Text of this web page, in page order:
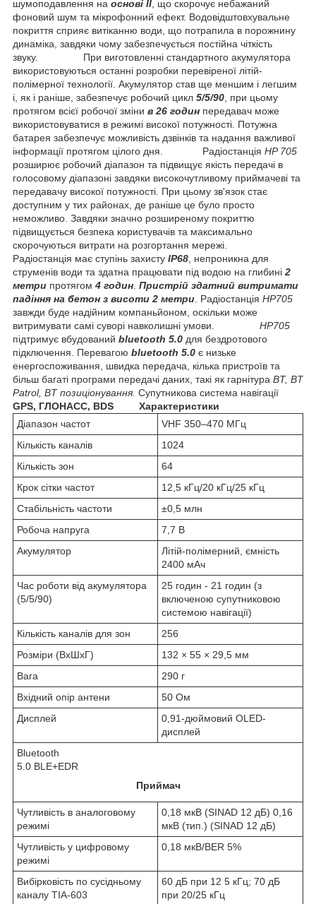
шумоподавлення на основі ІІ , що скорочує небажаний
фоновий шум та мікрофонний ефект. Водовідштовхувальне
покриття сприяє витіканню води, що потрапила в порожнину
динаміка, завдяки чому забезпечується постійна чіткість
звуку.
При виготовленні стандартного акумулятора
використовуються останні розробки перевіреної літій-
полімерної технології. Акумулятор став ще меншим і легшим
і, як і раніше, забезпечує робочий цикл 5/5/90 , при цьому
протягом всієї робочої зміни в 26 годин передавач може
використовуватися в режимі високої потужності. Потужна
батарея забезпечує можливість дзвінків та надання важливої
інформації протягом цілого дня.
Радіостанція HP 705
розширює робочий діапазон та підвищує якість передачі в
голосовому діапазоні завдяки високочутливому приймачеві та
передавачу високої потужності. При цьому зв'язок стає
доступним у тих районах, де раніше це було просто
неможливо. Завдяки значно розширеному покриттю
підвищується безпека користувачів та максимально
скорочуються витрати на розгортання мережі.
Радіостанція має ступінь захисту IP68 , непроникна для
струменів води та здатна працювати під водою на глибині 2
метри протягом 4 годин Пристрій здатний витримати
падіння на бетон з висоти 2 метри . Радіостанція HP705
завжди буде надійним компаньйоном, оскільки може
витримувати самі суворі навколишні умови.
HP705
підтримує вбудований bluetooth 5.0 для бездротового
підключення. Перевагою bluetooth 5.0 є низьке
енергоспоживання, швидка передача, кілька пристроїв та
більш багаті програми передачі даних, такі як гарнітура BT, BT
Patrol, BT позиціонування. Супутникова система навігації
GPS, ГЛОНАСС, BDS
Характеристики
Діапазон частот
VHF 350–470 МГц
Кількість каналів
1024
Кількість зон
64
Крок сітки частот
12,5 кГц/20 кГц/25 кГц
Стабільність частоти
±0,5 млн
Робоча напруга
7,7 В
Акумулятор
Літій-полімерний, ємність
2400 мАч
Час роботи від акумулятора
(5/5/90)
25 годин - 21 годин (з
включеною супутниковою
системою навігації)
Кількість каналів для зон
256
Розміри (ВхШхГ)
132 × 55 × 29,5 мм
Вага
290 г
Вхідний опір антени
50 Ом
Дисплей
0,91-дюймовий OLED-
дисплей
Bluetooth
5.0 BLE+EDR
Приймач
Чутливість в аналоговому
режимі
0,18 мкВ (SINAD 12 дБ) 0,16
мкВ (тип.) (SINAD 12 дБ)
Чутливість у цифровому
режимі
0,18 мкВ/BER 5%
Вибірковість по сусідньому
каналу TIA-603
60 дБ при 12 5 кГц; 70 дБ
при 20/25 кГц